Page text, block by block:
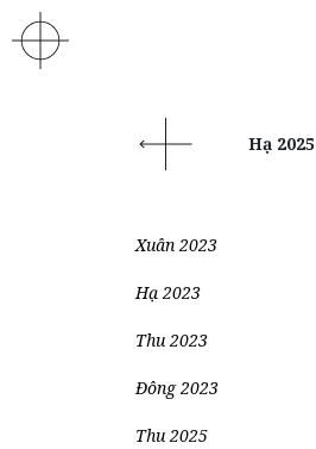
Hạ 2025
Xuân 2023
Hạ 2023
Thu 2023
Đông 2023
Thu 2025